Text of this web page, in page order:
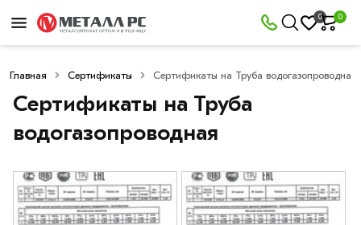
0 0
Главная Сертификаты Сертификаты на Труба водогазопроводная
Сертификаты на Труба
водогазопроводная